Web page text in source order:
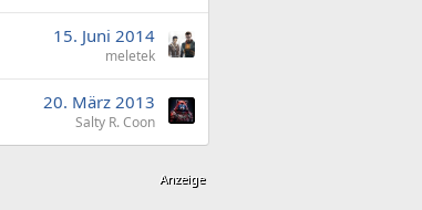
15. Juni 2014
meletek
20. März 2013
Salty R. Coon